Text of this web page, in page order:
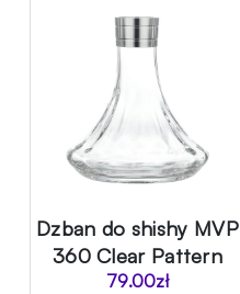
Dzban do shishy MVP
360 Clear Pattern
79.00zł